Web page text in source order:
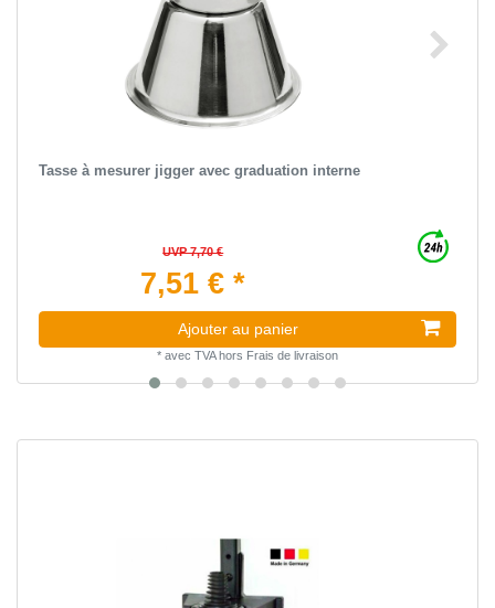
Tasse à mesurer jigger avec graduation interne
UVP 7,70 €
7,51 € *
Ajouter au panier
* avec TVAhors Frais de livraison